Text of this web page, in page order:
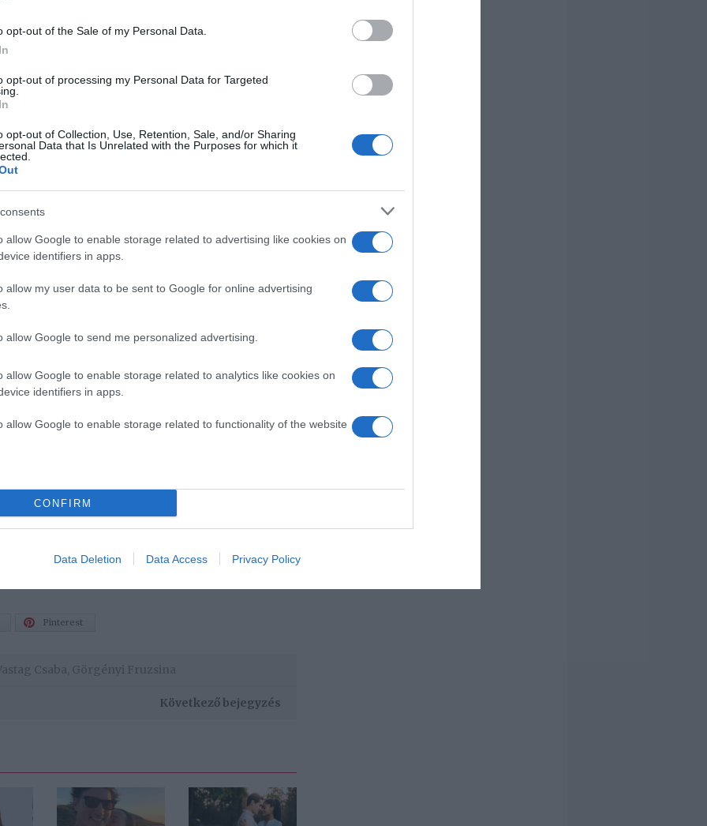
opt-out of the Sale of my Personal Data.
opt-out of processing my Personal Data for Targeted
opt-out of Collection, Use, Retention, Sale, and/or Sharing
Data that Is Unrelated with the Purposes for which it
allow Google to enable storage related to advertising like cookies on
identifiers in apps.
allow my user data to be sent to Google for online advertising
allow Google to send me personalized advertising.
allow Google to enable storage related to analytics like cookies on
identifiers in apps.
allow Google to enable storage related to functionality of the website
CONFIRM
Data Deletion Data Access Privacy Policy
elárasztják a színésznő képét gratulációkkal.
Pinterest
Csaba Görgényi Fruzsina
Következő bejegyzés